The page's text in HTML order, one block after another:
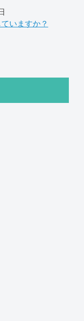
いますか？